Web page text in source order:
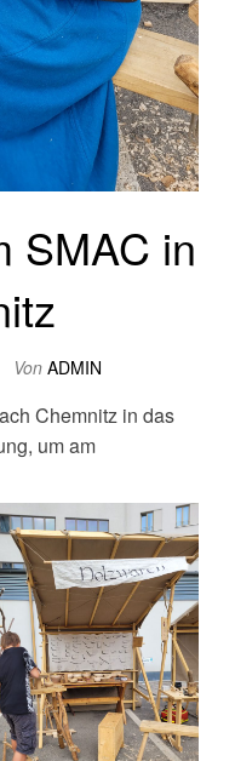
SMAC in
Von ADMIN
Chemnitz in das
um am